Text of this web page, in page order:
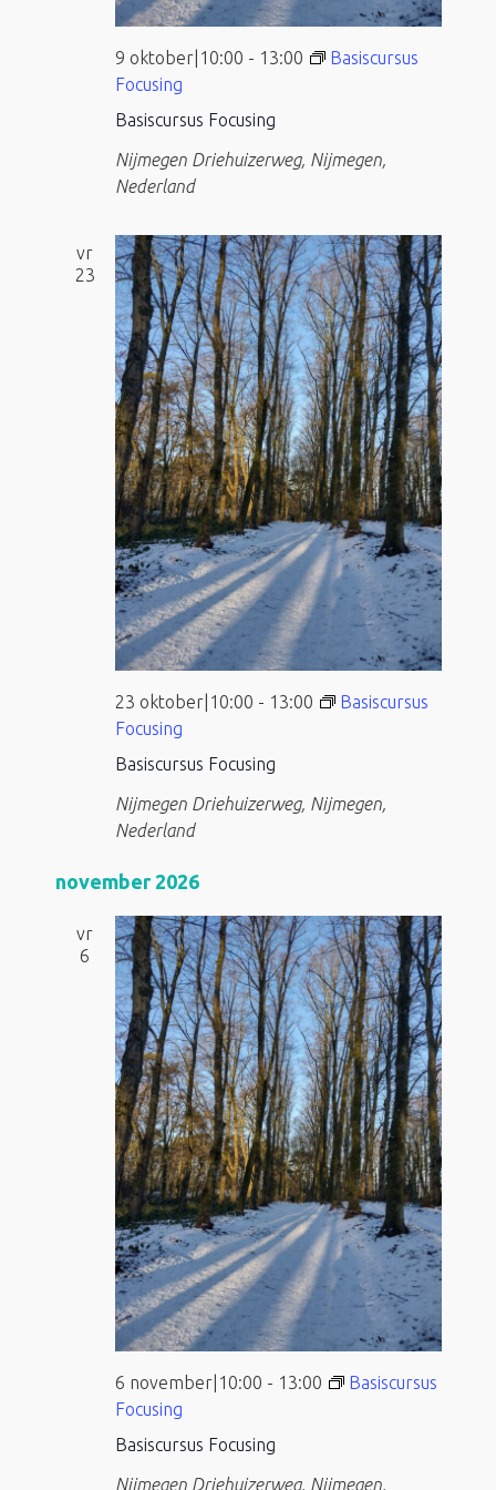
Basiscursus Focusing
9 oktober|10:00 - 13:00
Basiscursus
Focusing
Nijmegen Driehuizerweg, Nijmegen,
Nederland
vr
23
Basiscursus Focusing
23 oktober|10:00 - 13:00
Basiscursus
Focusing
Nijmegen Driehuizerweg, Nijmegen,
Nederland
november 2026
vr
6
Basiscursus Focusing
6 november|10:00 - 13:00
Basiscursus
Focusing
Nijmegen Driehuizerweg, Nijmegen,